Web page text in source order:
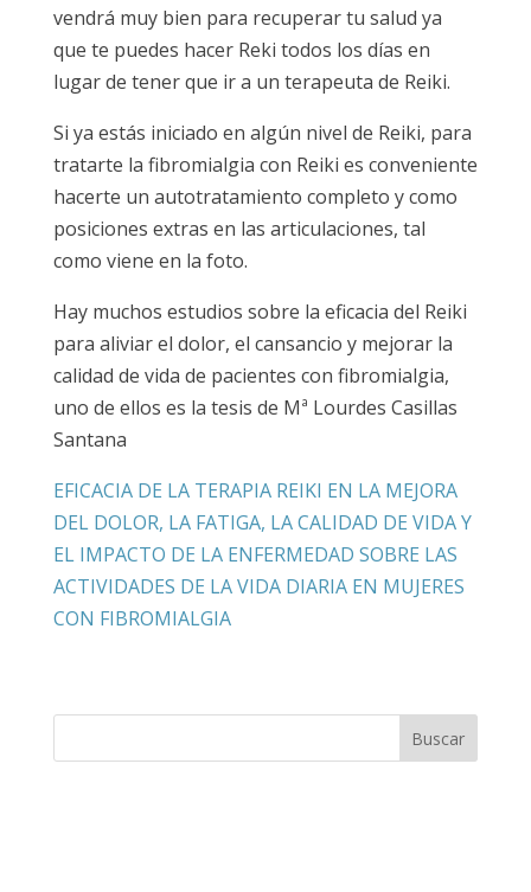
vendrá muy bien para recuperar tu salud ya
que te puedes hacer Reki todos los días en
lugar de tener que ir a un terapeuta de Reiki.
Si ya estás iniciado en algún nivel de Reiki, para
tratarte la fibromialgia con Reiki es conveniente
hacerte un autotratamiento completo y como
posiciones extras en las articulaciones, tal
como viene en la foto.
Hay muchos estudios sobre la eficacia del Reiki
para aliviar el dolor, el cansancio y mejorar la
calidad de vida de pacientes con fibromialgia,
uno de ellos es la tesis de Mª Lourdes Casillas
Santana
EFICACIA DE LA TERAPIA REIKI EN LA MEJORA
DEL DOLOR, LA FATIGA, LA CALIDAD DE VIDA Y
EL IMPACTO DE LA ENFERMEDAD SOBRE LAS
ACTIVIDADES DE LA VIDA DIARIA EN MUJERES
CON FIBROMIALGIA